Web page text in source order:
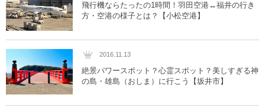
飛行機ならたったの1時間！羽田空港↔︎福井の行き
方・空港の様子とは？【小松空港】
2016.11.13
絶景パワースポット？心霊スポット？美しすぎる神
の島・雄島（おしま）に行こう【坂井市】
お土産
産業・ものづくり
体験施設・体験プラン
越前町
おおい町
大野市